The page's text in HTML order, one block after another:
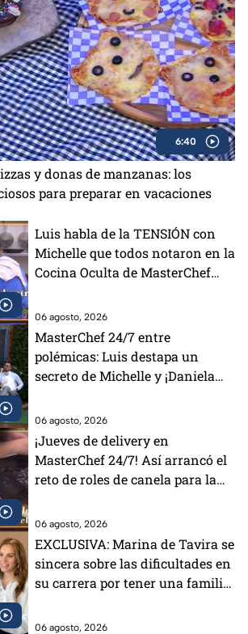
6:40
y donas de manzanas: los
para preparar en vacaciones
Luis habla de la TENSIÓN con
Michelle que todos notaron en la
Cocina Oculta de MasterChef
06 agosto, 2026
MasterChef 24/7 entre
polémicas: Luis destapa un
secreto de Michelle y ¡Daniela
06 agosto, 2026
¡Jueves de delivery en
MasterChef 24/7! Así arrancó el
reto de roles de canela para la
06 agosto, 2026
EXCLUSIVA: Marina de Tavira se
sincera sobre las dificultades en
su carrera por tener una familia
06 agosto, 2026